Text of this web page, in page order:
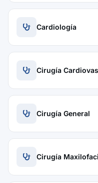
Cardiología
Cirugía
Cirugía General
Cirugía